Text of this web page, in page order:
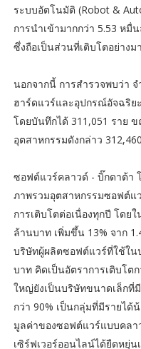
ระบบอัตโนมัติ (Robot &
การนำเข้ามากกว่า 5.53 หมื่
ซึ่งถือเป็นส่วนที่เติบโตอย่างม
นอกจากนี้ การสำรวจพบว่า
ฮาร์ดแวร์และอุปกรณ์อัจฉริย
โดยบันทึกได้ 311,051 ราย
อุตสาหกรรมดังกล่าว
ซอฟต์แวร์คลาวด์ - บิ๊กดาต้า
ภาพรวมอุตสาหกรรมซอฟต์แ
การเติบโตต่อเนื่องทุกปี โดย
ล้านบาท เพิ่มขึ้น 13% จาก
บริษัทผู้ผลิตซอฟต์แวร์ที่ใช้ใน
บาท คิดเป็นอัตราการเติบโต
ใหญ่ยังเป็นบริษัทขนาดเล็กที่
กว่า 90% เป็นกลุ่มที่มีรายได้
มูลค่าของซอฟต์แวร์แบบคลา
เซิร์ฟเวอร์ออนไลน์ได้ยืดหยุ่